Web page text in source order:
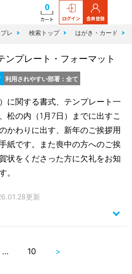
0
カート ログイン 会員登録
レ 検索トップ はがき・カード
ンプレート・フォーマット
利用されやすい部署：全て
に関する書式、テンプレート一
松の内（1月7日）までに出すこ
かわりに出す、新年のご挨拶用
紙です。また喪中の方へのご挨
状をくださった方に欠礼をお知
。
更新
… 10 >